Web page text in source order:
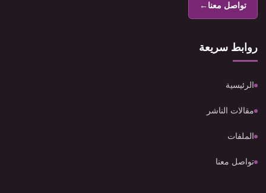
تواصل معنا←
روابط سريعة
الرئيسية
مقالات الناشر
الملفات
تواصل معنا